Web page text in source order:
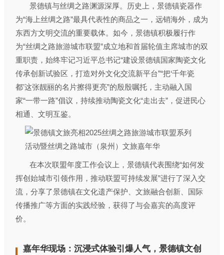
景德镇与丝绸之路渊源深厚。历史上，景德镇瓷器作
为“海上丝绸之路”最具代表性的商品之一，远销海外，成为
东西方文明交流的重要载体。如今，景德镇积极履行作
为“丝绸之路旅游城市联盟”成立地和首届轮值主席城市的双
重职责，始终牢记习近平总书记“建设景德镇国家陶瓷文化
传承创新试验区，打造对外文化交流新平台”“把‘千年瓷
都’这张靓丽的名片擦得更亮”的殷殷嘱托，主动融入国
家“一带一路”倡议，持续推动陶瓷文化“走出去”，促进民心
相通、文明互鉴。
在本次联盟年度工作会议上，景德镇代表围绕“如何发
挥创始城市引领作用，推动联盟可持续发展”进行了深入交
流，分享了景德镇在文化遗产保护、文旅融合创新、国际
传播推广等方面的实践经验，获得了与会嘉宾的高度评
价。
嘉年华现场：沉浸式体验引爆人气，景德镇文创